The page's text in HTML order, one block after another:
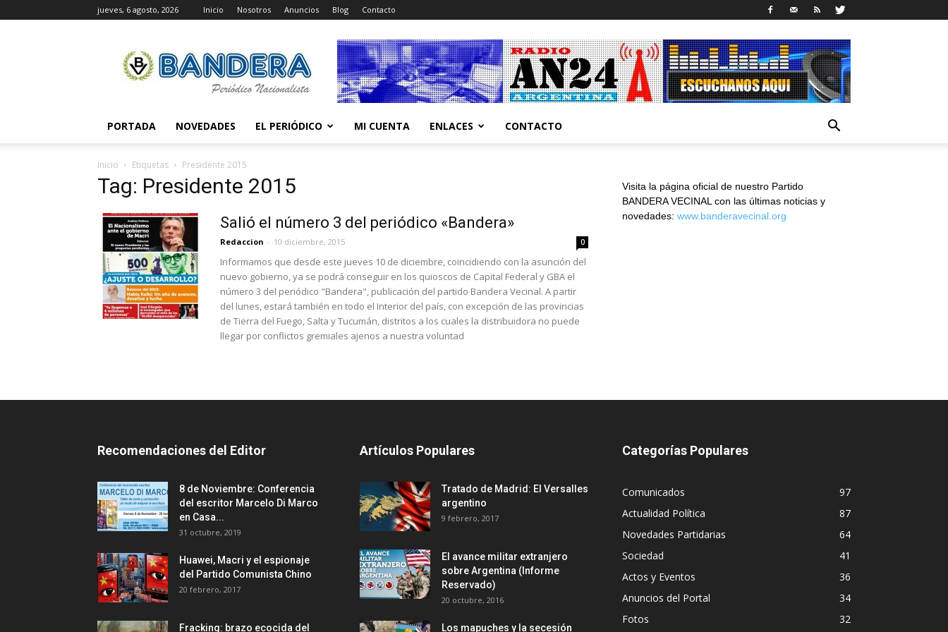
jueves, 6 agosto, 2026 Inicio Nosotros Anuncios Blog Contacto
Bandera
PORTADA NOVEDADES EL PERIÓDICO MI CUENTA ENLACES CONTACTO
Inicio Etiquetas Presidente 2015
Tag: Presidente 2015
Salió el número 3 del periódico «Bandera»
Redaccion - 10 diciembre, 2015 0
Informamos que desde este jueves 10 de diciembre, coincidiendo con la asunción del
nuevo gobierno, ya se podrá conseguir en los quioscos de Capital Federal y GBA el
número 3 del periódico "Bandera", publicación del partido Bandera Vecinal. A partir
del lunes, estará también en todo el Interior del país, con excepción de las provincias
de Tierra del Fuego, Salta y Tucumán, distritos a los cuales la distribuidora no puede
llegar por conflictos gremiales ajenos a nuestra voluntad
Visita la página oficial de nuestro Partido
BANDERA VECINAL con las últimas noticias y
novedades: www.banderavecinal.org
Recomendaciones del Editor
8 de Noviembre: Conferencia
del escritor Marcelo Di Marco
en Casa...
31 octubre, 2019
Huawei, Macri y el espionaje
del Partido Comunista Chino
20 febrero, 2017
Fracking: brazo ecocida del
Artículos Populares
Tratado de Madrid: El Versalles
argentino
9 febrero, 2017
El avance militar extranjero
sobre Argentina (Informe
Reservado)
20 octubre, 2016
Los mapuches y la secesión
Categorías Populares
Comunicados
97
Actualidad Política
87
Novedades Partidarias
64
Sociedad
41
Actos y Eventos
36
Anuncios del Portal
34
Fotos
32